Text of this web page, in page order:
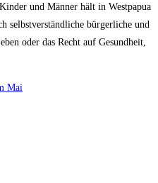
und Männer hält in Westpapua
selbstverständliche bürgerliche und
oder das Recht auf Gesundheit,
Mai